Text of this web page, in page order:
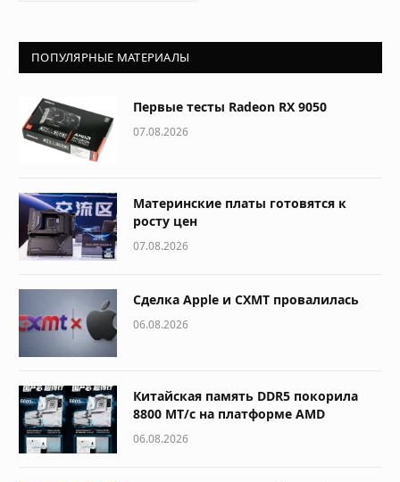
ПОПУЛЯРНЫЕ МАТЕРИАЛЫ
Первые тесты Radeon RX 9050
07.08.2026
Материнские платы готовятся к
росту цен
07.08.2026
Сделка Apple и CXMT провалилась
06.08.2026
Китайская память DDR5 покорила
8800 МТ/с на платформе AMD
06.08.2026